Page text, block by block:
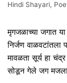
Hindi Shayari,
मृगजळाच्या जगात
निर्जण वाळवटांतला
मावळता सूर्य हा
सोडून गेले जग मजला